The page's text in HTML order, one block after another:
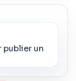
publier un